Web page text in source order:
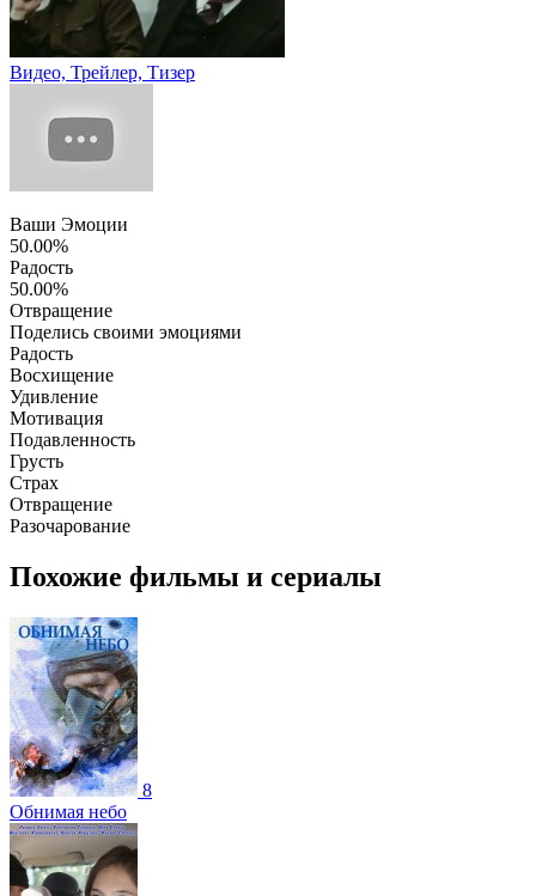
Видео, Трейлер, Тизер
Ваши Эмоции
50.00%
Радость
50.00%
Отвращение
Поделись своими эмоциями
Радость
Восхищение
Удивление
Мотивация
Подавленность
Грусть
Страх
Отвращение
Разочарование
Похожие фильмы и сериалы
8
Обнимая небо